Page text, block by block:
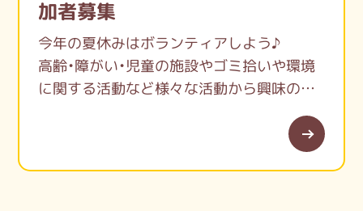
加者募集
今年の夏休みはボランティアしよう♪
高齢・障がい・児童の施設やゴミ拾いや環境
に関する活動など様々な活動から興味のあ
地域にどんな活動があるのか知りたい！